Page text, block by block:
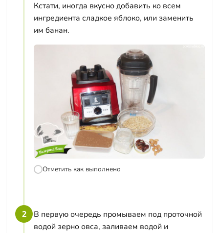
Кстати, иногда вкусно добавить ко всем
ингредиента сладкое яблоко, или заменить
им банан.
Отметить как выполнено
2
В первую очередь промываем под проточной
водой зерно овса, заливаем водой и